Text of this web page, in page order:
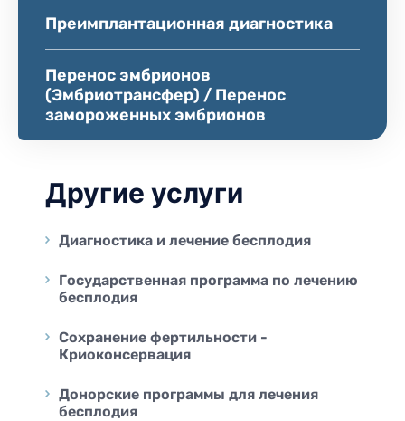
Преимплантационная диагностика
Перенос эмбрионов
(Эмбриотрансфер) / Перенос
замороженных эмбрионов
Другие услуги
Диагностика и лечение бесплодия
Государственная программа по лечению
бесплодия
Сохранение фертильности -
Криоконсервация
Донорские программы для лечения
бесплодия